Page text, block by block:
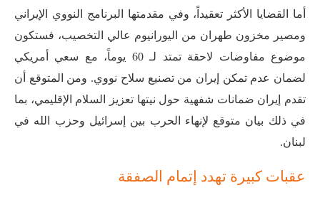
أما القضايا الأكثر تعقيداً، وفي مقدمتها البرنامج النووي الإيراني
ومصير مخزون طهران من اليورانيوم عالي التخصيب، فستكون
موضوع مفاوضات لاحقة تمتد لـ 60 يوماً، مع سعي أمريكي
لضمان عدم تمكن إيران من تصنيع سلاح نووي. ومن المتوقع أن
تقدم إيران ضمانات شفهية حول نيتها تعزيز السلام الإقليمي، بما
في ذلك بيان متوقع لإنهاء الحرب بين إسرائيل وحزب الله في
لبنان.
عقبات كبيرة تهدد إتمام الصفقة